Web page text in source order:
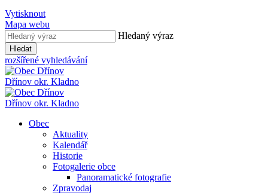
Vytisknout
Mapa webu
Hledaný výraz
Hledat
rozšířené vyhledávání
Dřínov okr. Kladno
Dřínov okr. Kladno
Obec
Aktuality
Kalendář
Historie
Fotogalerie obce
Panoramatické fotografie
Zpravodaj